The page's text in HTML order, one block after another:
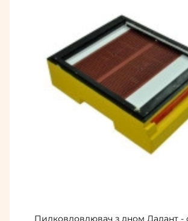
Пилковловлювач з дном Дадант -